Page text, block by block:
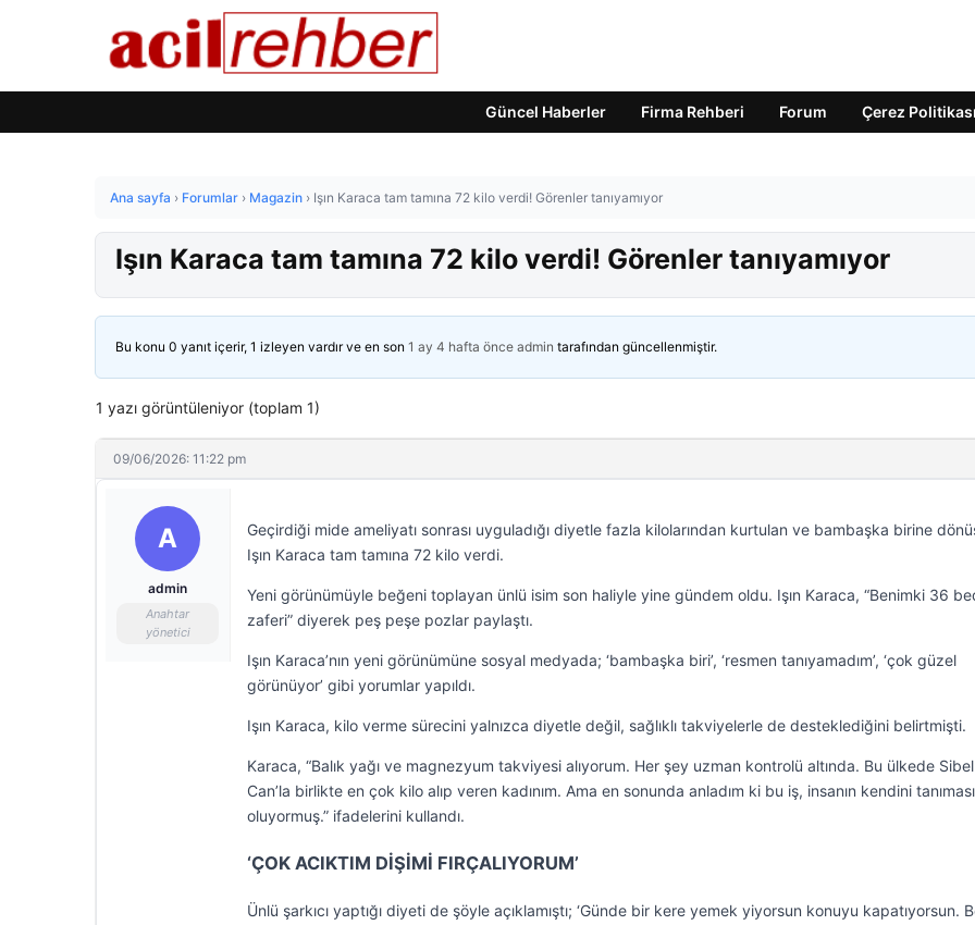
Güncel Haberler Firma Rehberi Forum Çerez Politikası
Ana sayfa › Forumlar › Magazin › Işın Karaca tam tamına 72 kilo verdi! Görenler tanıyamıyor
Işın Karaca tam tamına 72 kilo verdi! Görenler tanıyamıyor
Bu konu 0 yanıt içerir, 1 izleyen vardır ve en son 1 ay 4 hafta önce admin tarafından güncellenmiştir.
1 yazı görüntüleniyor (toplam 1)
09/06/2026: 11:22 pm
A
admin
Anahtar
yönetici
Geçirdiği mide ameliyatı sonrası uyguladığı diyetle fazla kilolarından kurtulan ve bambaşka birine
Işın Karaca tam tamına 72 kilo verdi.
Yeni görünümüyle beğeni toplayan ünlü isim son haliyle yine gündem oldu. Işın Karaca, “Benimki 36
zaferi” diyerek peş peşe pozlar paylaştı.
Işın Karaca’nın yeni görünümüne sosyal medyada; ‘bambaşka biri’, ‘resmen tanıyamadım’, ‘çok güzel
görünüyor’ gibi yorumlar yapıldı.
Işın Karaca, kilo verme sürecini yalnızca diyetle değil, sağlıklı takviyelerle de desteklediğini belirtmişti.
Karaca, “Balık yağı ve magnezyum takviyesi alıyorum. Her şey uzman kontrolü altında. Bu ülkede Sibel
Can’la birlikte en çok kilo alıp veren kadınım. Ama en sonunda anladım ki bu iş, insanın kendini
oluyormuş.” ifadelerini kullandı.
‘ÇOK ACIKTIM DİŞİMİ FIRÇALIYORUM’
Ünlü şarkıcı yaptığı diyeti de şöyle açıklamıştı; ‘Günde bir kere yemek yiyorsun konuyu kapatıyorsun.